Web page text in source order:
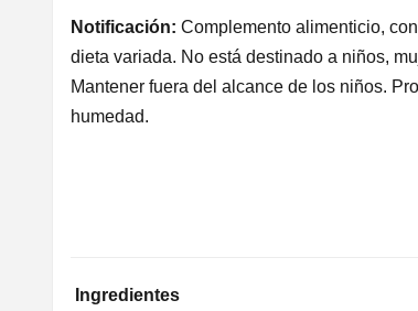
Notificación: Complemento alimenticio,
dieta variada. No está destinado a niños,
Mantener fuera del alcance de los niños.
humedad.
Ingredientes